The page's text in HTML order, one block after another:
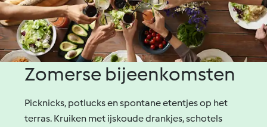
Zomerse bijeenkomsten
Picknicks, potlucks en spontane etentjes op het
terras. Kruiken met ijskoude drankjes, schotels